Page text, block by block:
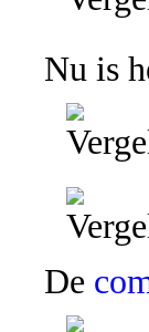
Nu is
De